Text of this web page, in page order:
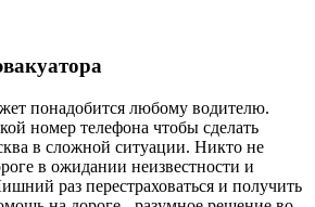
понадобится любому водителю.
номер телефона чтобы сделать
в сложной ситуации. Никто не
в ожидании неизвестности и
раз перестраховаться и получить